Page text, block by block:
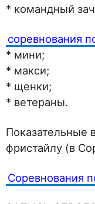
* командный
соревнования
* мини;
* макси;
* щенки;
* ветераны.
Показательные
фристайлу (в
Соревнования